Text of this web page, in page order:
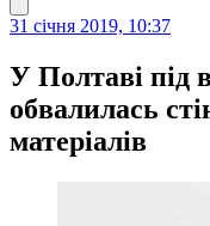
31 січня 2019, 10:37
У Полтаві під
обвалилась
матеріалів